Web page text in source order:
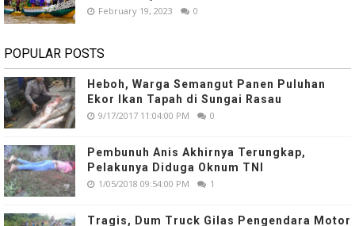
February 19, 2023 0
POPULAR POSTS
Heboh, Warga Semangut Panen Puluhan
Ekor Ikan Tapah di Sungai Rasau
9/17/2017 11:04:00 PM 0
Pembunuh Anis Akhirnya Terungkap,
Pelakunya Diduga Oknum TNI
1/05/2018 09:54:00 PM 1
Tragis, Dum Truck Gilas Pengendara Motor